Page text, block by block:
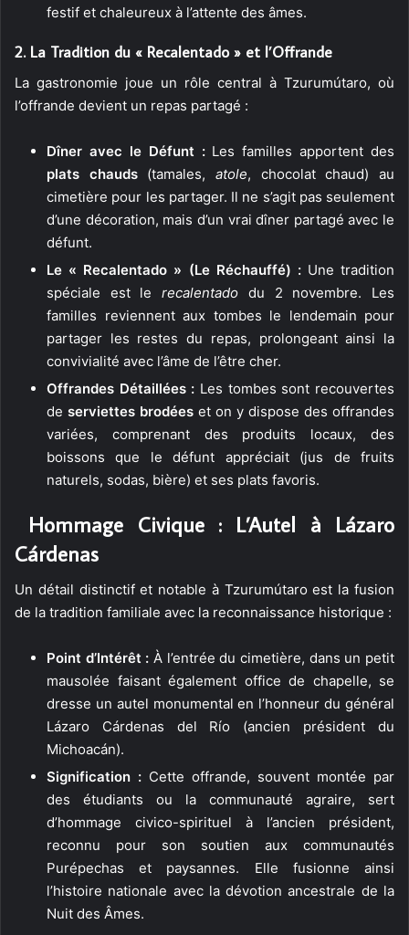
festif et chaleureux à l’attente des âmes.
2. La Tradition du « Recalentado » et l’Offrande
La gastronomie joue un rôle central à Tzurumútaro, où
l’offrande devient un repas partagé :
Dîner avec le Défunt :Les familles apportent des
plats chauds(tamales,atole, chocolat chaud) au
cimetière pour les partager. Il ne s’agit pas seulement
d’une décoration, mais d’un vrai dîner partagé avec le
défunt.
Le « Recalentado » (Le Réchauffé) :Une tradition
spéciale est lerecalentado du 2 novembre. Les
familles reviennent aux tombes le lendemain pour
partager les restes du repas, prolongeant ainsi la
convivialité avec l’âme de l’être cher.
Offrandes Détaillées : Les tombes sont recouvertes
de serviettes brodées et on y dispose des offrandes
variées, comprenant des produits locaux, des
boissons que le défunt appréciait (jus de fruits
naturels, sodas, bière) et ses plats favoris.
️ Hommage Civique : L’Autel à Lázaro
Cárdenas
Un détail distinctif et notable à Tzurumútaro est la fusion
de la tradition familiale avec la reconnaissance historique :
Point d’Intérêt : À l’entrée du cimetière, dans un petit
mausolée faisant également office de chapelle, se
dresse un autel monumental en l’honneur du général
Lázaro Cárdenas del Río (ancien président du
Michoacán).
Signification : Cette offrande, souvent montée par
des étudiants ou la communauté agraire, sert
d’hommage civico-spirituel à l’ancien président,
reconnu pour son soutien aux communautés
Purépechas et paysannes. Elle fusionne ainsi
l’histoire nationale avec la dévotion ancestrale de la
Nuit des Âmes.